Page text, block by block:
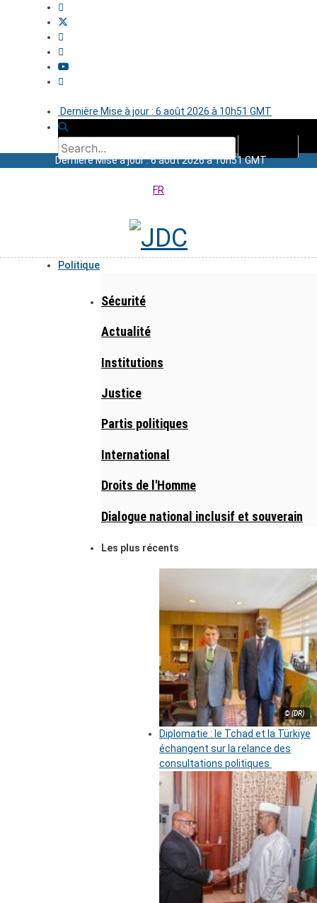
Dernière Mise à jour : 6 août 2026 à 10h51 GMT
Dernière Mise à jour : 6 août 2026 à 10h51 GMT
FR
Politique
Sécurité
Actualité
Institutions
Justice
Partis politiques
International
Droits de l'Homme
Dialogue national inclusif et souverain
Les plus récents
© (DR)
Diplomatie : le Tchad et la Türkiye
échangent sur la relance des
consultations politiques